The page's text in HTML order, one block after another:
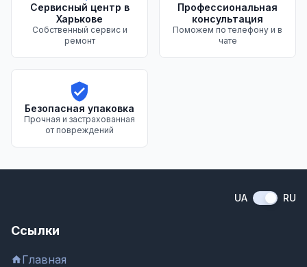
Сервисный центр в
Харькове
Собственный сервис и
ремонт
Профессиональная
консультация
Поможем по телефону и в
чате
Безопасная упаковка
Прочная и застрахованная
от повреждений
UA RU
Ссылки
Главная